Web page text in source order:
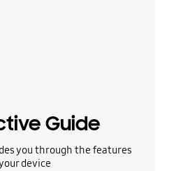
Guide
you through the features
device